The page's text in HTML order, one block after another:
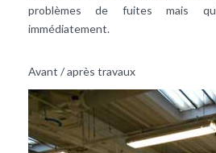
problèmes de fuites mais
immédiatement.
Avant / après travaux